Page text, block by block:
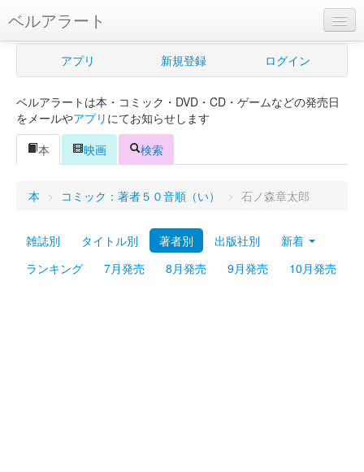
ベルアラート
ベルアラートとは
新規登録
ログイン
Myシェルフ
プレミアム
アプリ 新規登録 ログイン
ベルアラートは本・コミック・DVD・CD・ゲームなどの発売日
をメールやアプリ にてお知らせします
本
映画 検索
本 > コミック：著者５０音順（い） > 石ノ森章太郎
雑誌別 タイトル別 著者別 出版社別
新着
ランキング
7月発売 8月発売 9月発売 10月発売